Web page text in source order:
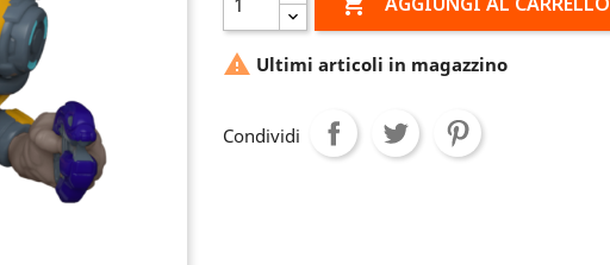
 Ultimi articoli in magazzino
Condividi